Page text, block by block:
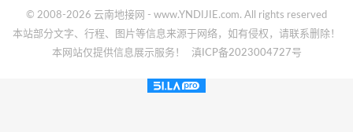
© 2008-2026 云南地接网 - www.YNDIJIE.com. All rights reserved
本站部分文字、行程、图片等信息来源于网络，如有侵权，请联系删除！
本网站仅提供信息展示服务！
滇ICP备2023004727号